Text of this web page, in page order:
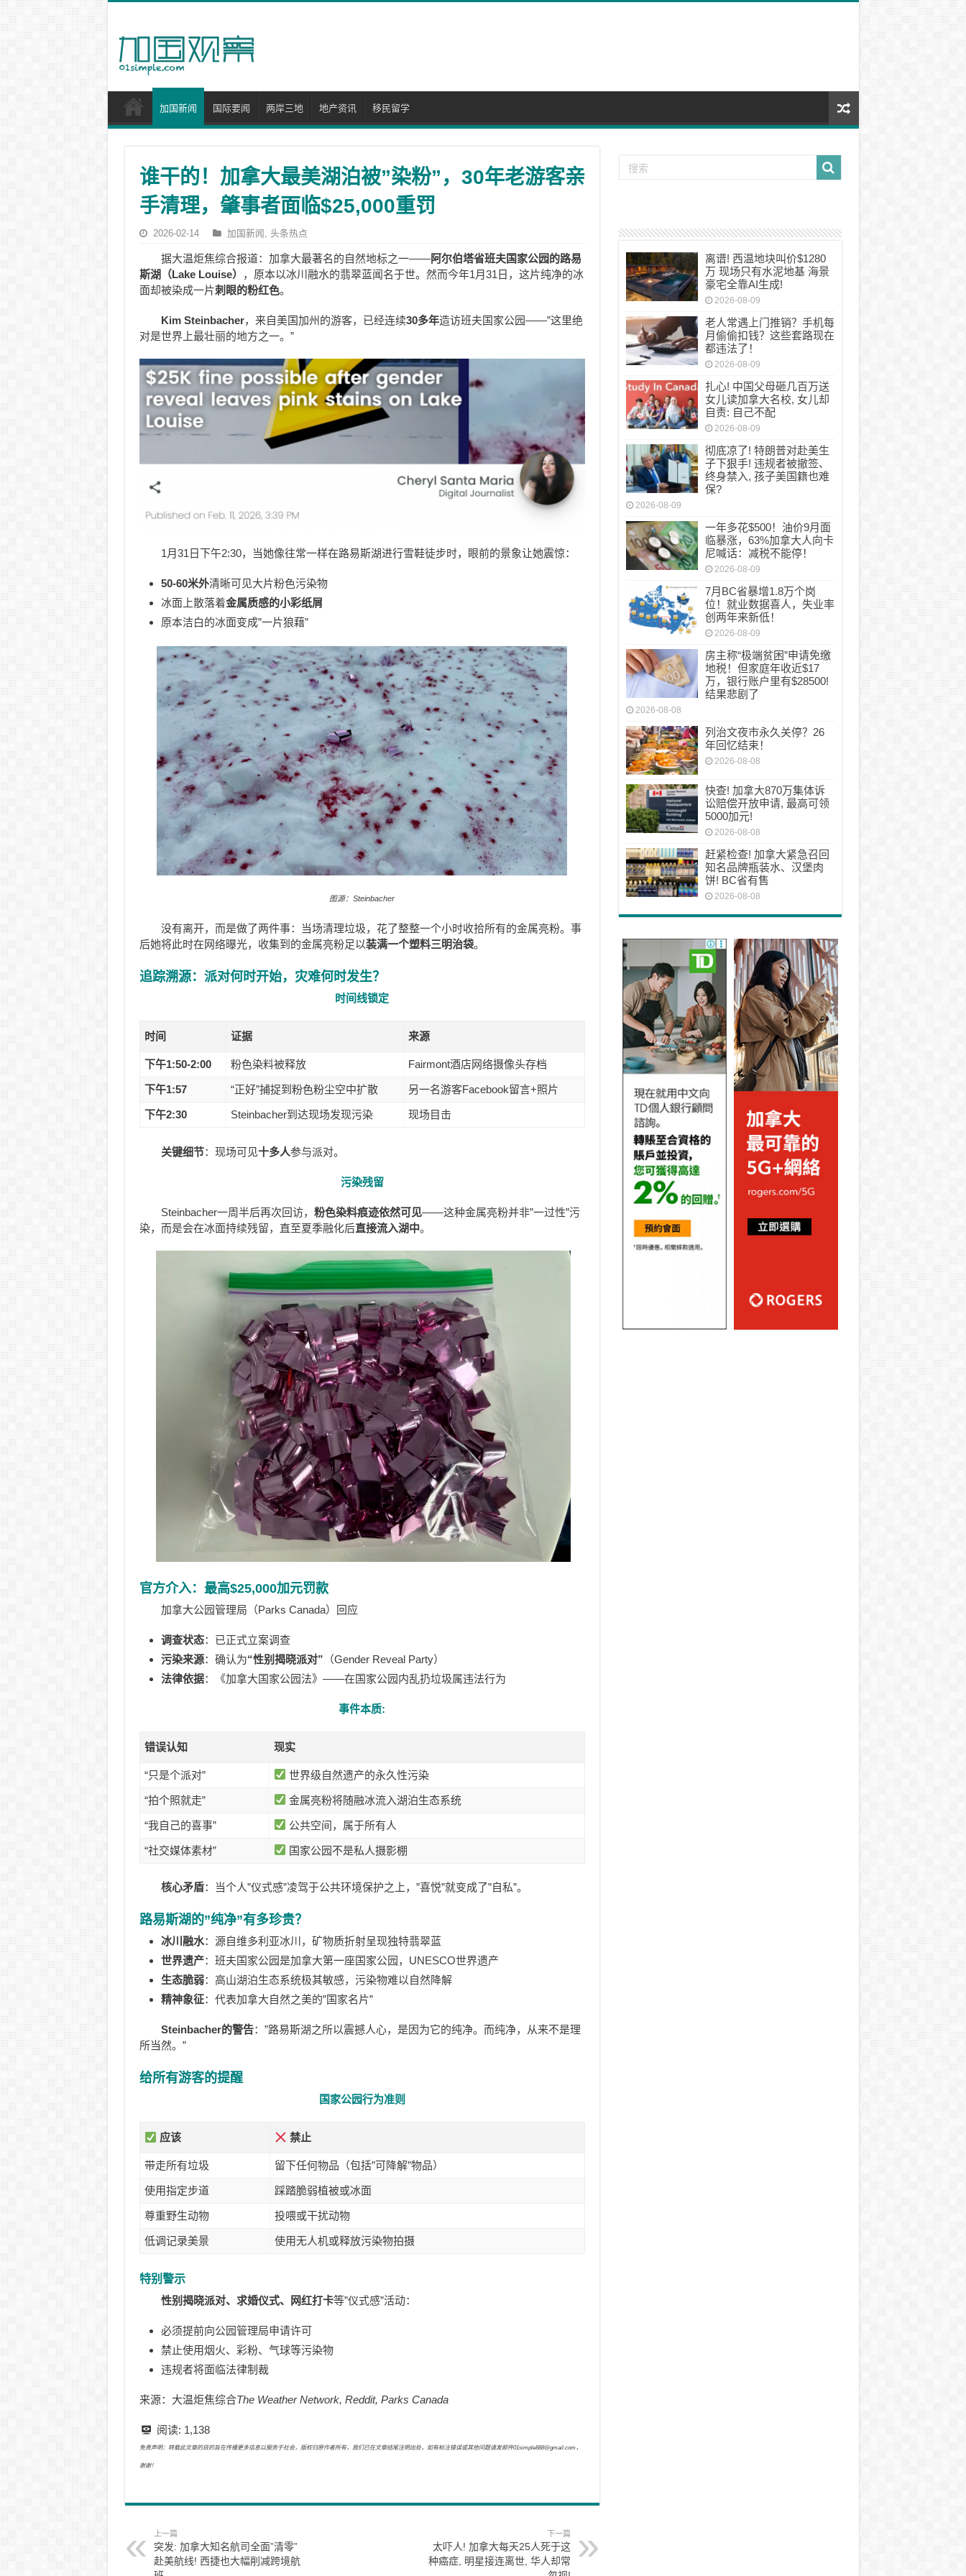
加国新闻 国际要闻 两岸三地 地产资讯 移民留学
谁干的！加拿大最美湖泊被”染粉”，30年老游客亲
手清理，肇事者面临$25,000重罚
2026-02-14 加国新闻 , 头条热点
据大温炬焦综合报道：加拿大最著名的自然地标之一——阿尔伯塔省班夫国家公园的路易
斯湖（Lake Louise）
，原本以冰川融水的翡翠蓝闻名于世。然而今年1月31日，这片纯净的冰
面却被染成一片刺眼的粉红色。
Kim Steinbacher，来自美国加州的游客，已经连续30多年造访班夫国家公园——”这里绝
对是世界上最壮丽的地方之一。”
1月31日下午2:30，当她像往常一样在路易斯湖进行雪鞋徒步时，眼前的景象让她震惊：
50-60米外清晰可见大片粉色污染物
冰面上散落着金属质感的小彩纸屑
原本洁白的冰面变成”一片狼藉”
图源：Steinbacher
没有离开，而是做了两件事：当场清理垃圾，花了整整一个小时收拾所有的金属亮粉。事
后她将此时在网络曝光，收集到的金属亮粉足以装满一个塑料三明治袋。
追踪溯源：派对何时开始，灾难何时发生？
时间线锁定
时间 证据 来源
下午1:50-2:00 粉色染料被释放 Fairmont酒店网络摄像头存档
下午1:57 “正好”捕捉到粉色粉尘空中扩散 另一名游客Facebook留言+照片
下午2:30 Steinbacher到达现场发现污染 现场目击
关键细节：现场可见十多人参与派对。
污染残留
Steinbacher一周半后再次回访， 粉色染料痕迹依然可见——这种金属亮粉并非”一过性”污
染，而是会在冰面持续残留，直至夏季融化后直接流入湖中。
官方介入：最高$25,000加元罚款
加拿大公园管理局（Parks Canada）回应
调查状态：已正式立案调查
污染来源：确认为“性别揭晓派对” （Gender Reveal Party）
法律依据：《加拿大国家公园法》——在国家公园内乱扔垃圾属违法行为
事件本质:
错误认知 现实
“只是个派对” 世界级自然遗产的永久性污染
“拍个照就走” 金属亮粉将随融冰流入湖泊生态系统
“我自己的喜事” 公共空间，属于所有人
“社交媒体素材” 国家公园不是私人摄影棚
核心矛盾：当个人”仪式感”凌驾于公共环境保护之上，”喜悦”就变成了”自私”。
路易斯湖的”纯净”有多珍贵？
冰川融水：源自维多利亚冰川，矿物质折射呈现独特翡翠蓝
世界遗产：班夫国家公园是加拿大第一座国家公园，UNESCO世界遗产
生态脆弱：高山湖泊生态系统极其敏感，污染物难以自然降解
精神象征：代表加拿大自然之美的”国家名片”
Steinbacher的警告：”路易斯湖之所以震撼人心，是因为它的纯净。而纯净，从来不是理
所当然。”
给所有游客的提醒
国家公园行为准则
应该 禁止
带走所有垃圾 留下任何物品（包括”可降解”物品）
使用指定步道 踩踏脆弱植被或冰面
尊重野生动物 投喂或干扰动物
低调记录美景 使用无人机或释放污染物拍摄
特别警示
性别揭晓派对、求婚仪式、网红打卡等”仪式感”活动：
必须提前向公园管理局申请许可
禁止使用烟火、彩粉、气球等污染物
违规者将面临法律制裁
来源：大温炬焦综合The Weather Network, Reddit, Parks Canada
阅读: 1,138
免责声明：转载此文章的目的旨在传播更多信息以服务于社会，版权归原作者所有，我们已在文章结尾注明出处，如有标注错误或其他问题请发邮件01simple888@gmail.com，
谢谢！
上一篇
突发: 加拿大知名航司全面”清零”
赴美航线! 西捷也大幅削减跨境航
下一篇
太吓人! 加拿大每天25人死于这
种癌症, 明星接连离世, 华人却常
离谱! 西温地块叫价$1280
万 现场只有水泥地基 海景
豪宅全靠AI生成!
2026-08-09
老人常遇上门推销？手机每
月偷偷扣钱？这些套路现在
都违法了！
2026-08-09
扎心! 中国父母砸几百万送
女儿读加拿大名校, 女儿却
自责: 自己不配
2026-08-09
彻底凉了! 特朗普对赴美生
子下狠手! 违规者被撤签、
终身禁入, 孩子美国籍也难
保?
2026-08-09
一年多花$500！油价9月面
临暴涨，63%加拿大人向卡
尼喊话：减税不能停！
2026-08-09
7月BC省暴增1.8万个岗
位！就业数据喜人，失业率
创两年来新低！
2026-08-09
房主称“极端贫困”申请免缴
地税！但家庭年收近$17
万，银行账户里有$28500!
结果悲剧了
2026-08-08
列治文夜市永久关停？26
年回忆结束！
2026-08-08
快查! 加拿大870万集体诉
讼赔偿开放申请, 最高可领
5000加元!
2026-08-08
赶紧检查! 加拿大紧急召回
知名品牌瓶装水、汉堡肉
饼! BC省有售
2026-08-08